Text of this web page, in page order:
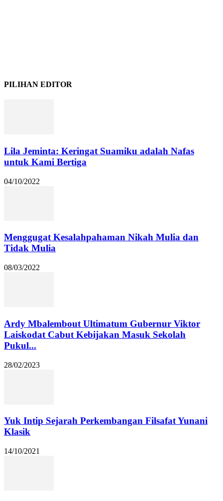
PILIHAN EDITOR
Lila Jeminta: Keringat Suamiku adalah Nafas
untuk Kami Bertiga
04/10/2022
Menggugat Kesalahpahaman Nikah Mulia dan
Tidak Mulia
08/03/2022
Ardy Mbalembout Ultimatum Gubernur Viktor
Laiskodat Cabut Kebijakan Masuk Sekolah
Pukul...
28/02/2023
Yuk Intip Sejarah Perkembangan Filsafat Yunani
Klasik
14/10/2021